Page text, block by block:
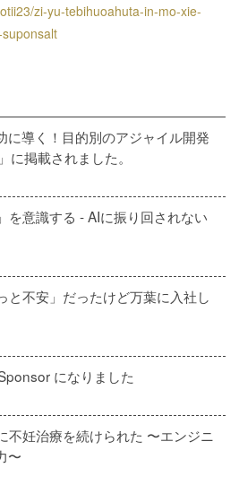
zi-yu-tebihuoahuta-in-mo-xie-
に導く！目的別のアジャイル開発
掲載されました。
を意識する - AIに振り回されない
と不安」だったけど万葉に入社し
になりました
不妊治療を続けられた 〜エンジニ
〜